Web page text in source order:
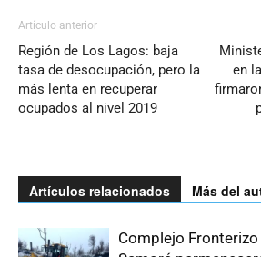
Artículo anterior
Región de Los Lagos: baja
tasa de desocupación, pero la
más lenta en recuperar
ocupados al nivel 2019
en
Artículos relacionados Más del
Complejo